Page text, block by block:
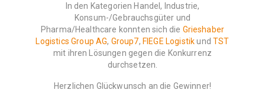
In den Kategorien Handel, Industrie,
Konsum-/Gebrauchsgüter und
Pharma/Healthcare konnten sich die Grieshaber
Logistics Group AG, Group7, FIEGE LogistikundTST
mit ihren Lösungen gegen die Konkurrenz
durchsetzen.
Herzlichen Glückwunsch an die Gewinner!